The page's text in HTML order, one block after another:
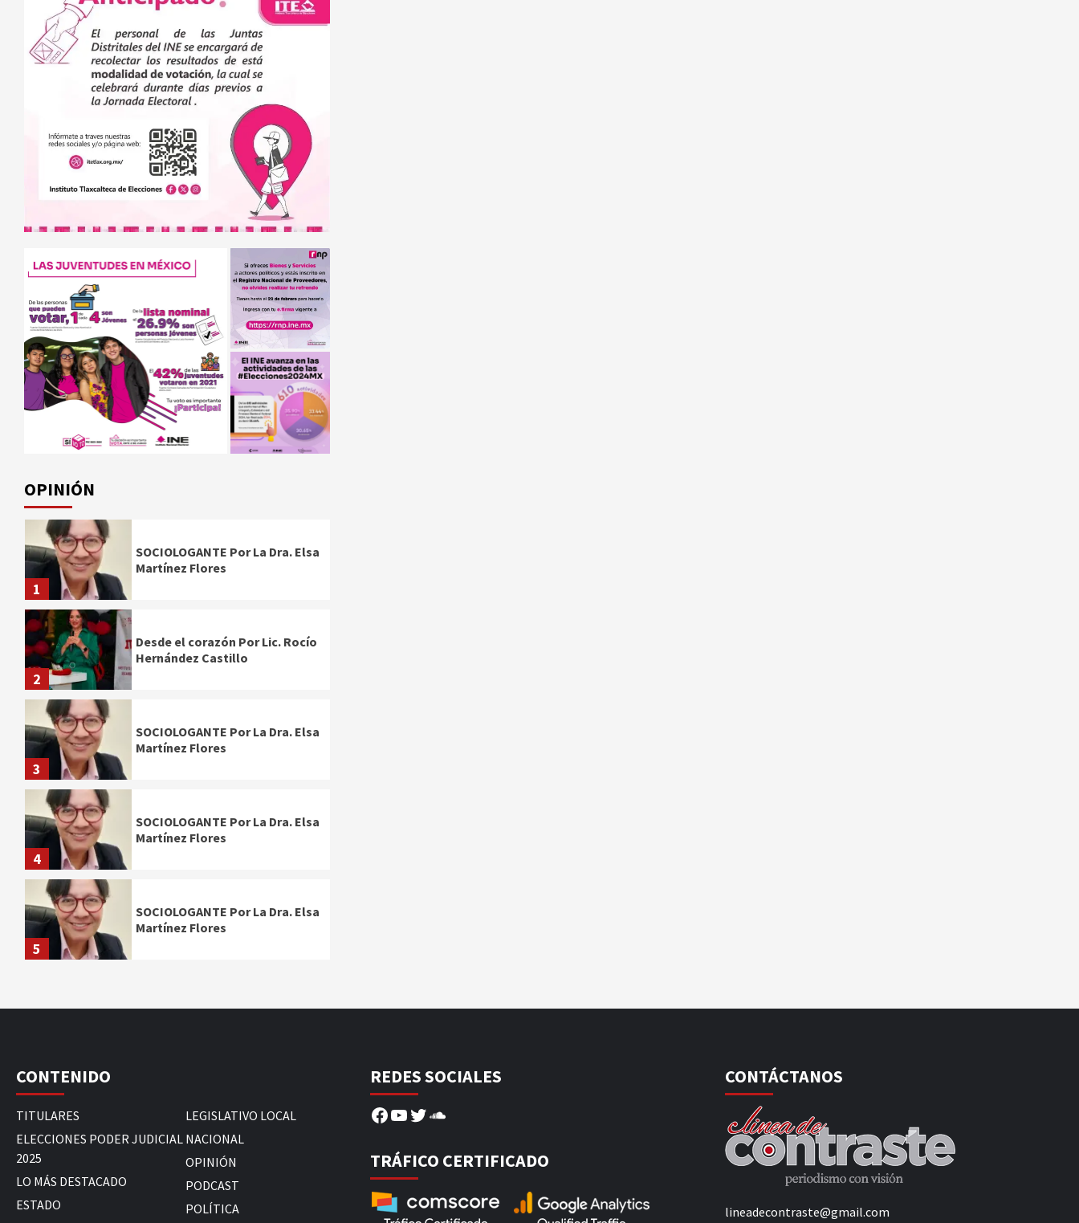
OPINIÓN
1
SOCIOLOGANTE Por La Dra. Elsa
Martínez Flores
2
Desde el corazón Por Lic. Rocío
Hernández Castillo
3
SOCIOLOGANTE Por La Dra. Elsa
Martínez Flores
4
SOCIOLOGANTE Por La Dra. Elsa
Martínez Flores
5
SOCIOLOGANTE Por La Dra. Elsa
Martínez Flores
CONTENIDO
TITULARES
ELECCIONES PODER JUDICIAL
2025
LO MÁS DESTACADO
ESTADO
LEGISLATIVO LOCAL
NACIONAL
OPINIÓN
PODCAST
POLÍTICA
REDES SOCIALES
Facebook
YouTube
Twitter
SoundCloud
TRÁFICO CERTIFICADO
CONTÁCTANOS
lineadecontraste@gmail.com